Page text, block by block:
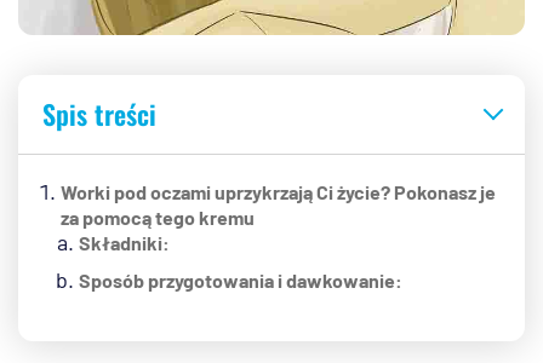
Spis treści
Worki pod oczami uprzykrzają Ci życie? Pokonasz je
za pomocą tego kremu
Składniki:
Sposób przygotowania i dawkowanie: